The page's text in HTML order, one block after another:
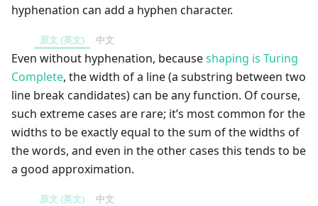
hyphenation can add a hyphen character.
原文 (英文) 中文
Even without hyphenation, becauseshaping is Turing
Complete, the width of a line (a substring between two
line break candidates) can be any function. Of course,
such extreme cases are rare; it’s most common for the
widths to be exactly equal to the sum of the widths of
the words, and even in the other cases this tends to be
a good approximation.
原文 (英文) 中文